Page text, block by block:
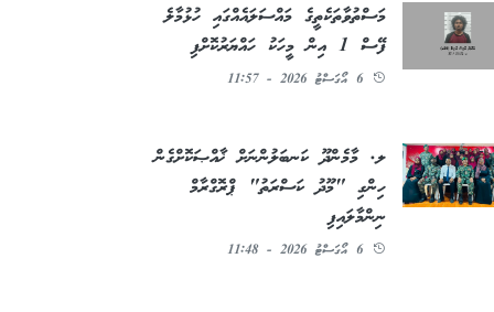
މަސްތުވާތަކެތީގެ މައްސަލައެއްގައި ހުޅުމާލެ
ފޭސް 1 އިން މީހަކު ހައްޔަރުކޮށްފި
6 އޯގަސްޓު 2026 - 11:57
ލ. މާމެންދޫ ކަނބަލުންނަށް ޚާއްޞަކޮށްގެން
ހިންގި "މޫދު ކަސްރަތު" ޕްރޮގްރާމް
ނިންމާލައިފި
6 އޯގަސްޓު 2026 - 11:48